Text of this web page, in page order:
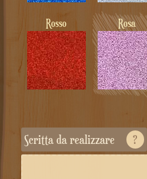
Rosso Rosa
Scritta da realizzare ?